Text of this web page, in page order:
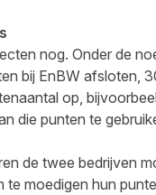
nog. Onder de
bij EnBW afsloten,
op,
die punten te
de twee bedrijven
moedigen hun